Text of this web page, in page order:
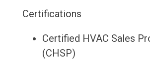
Certifications
Certified HVAC Sales
(CHSP)